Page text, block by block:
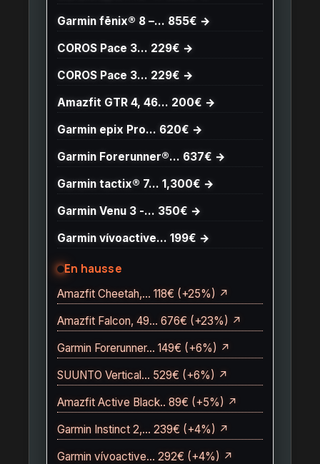
Garmin fēnix® 8 –… 855€ →
COROS Pace 3… 229€ →
COROS Pace 3… 229€ →
Amazfit GTR 4, 46… 200€ →
Garmin epix Pro… 620€ →
Garmin Forerunner®… 637€ →
Garmin tactix® 7… 1,300€ →
Garmin Venu 3 -… 350€ →
Garmin vívoactive… 199€ →
En hausse
Amazfit Cheetah,… 118€ (+25%) ↗
Amazfit Falcon, 49… 676€ (+23%) ↗
Garmin Forerunner… 149€ (+6%) ↗
SUUNTO Vertical… 529€ (+6%) ↗
Amazfit Active Black.. 89€ (+5%) ↗
Garmin Instinct 2,… 239€ (+4%) ↗
Garmin vívoactive… 292€ (+4%) ↗